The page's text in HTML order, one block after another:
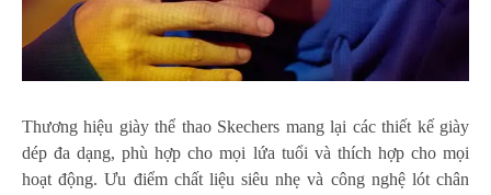
Thương hiệu giày thể thao Skechers mang lại các thiết kế giày
dép đa dạng, phù hợp cho mọi lứa tuổi và thích hợp cho mọi
hoạt động. Ưu điểm chất liệu siêu nhẹ và công nghệ lót chân